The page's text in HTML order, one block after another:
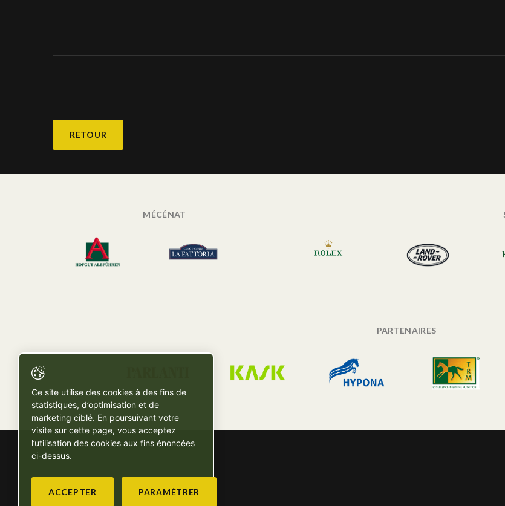
RETOUR
MÉCÉNAT
PARTENAIRES
Ce site utilise des cookies à des fins de
statistiques, d’optimisation et de
marketing ciblé. En poursuivant votre
visite sur cette page, vous acceptez
l’utilisation des cookies aux fins énoncées
ci-dessus.
ACCEPTER PARAMÉTRER